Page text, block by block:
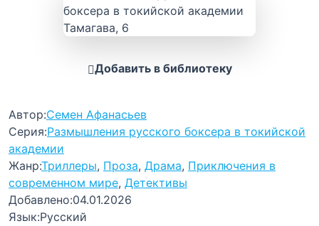
Добавить в библиотеку
Автор:Семен Афанасьев
Серия:Размышления русского боксера в токийской
академии
Жанр:Триллеры, Проза, Драма, Приключения в
современном мире, Детективы
Добавлено:04.01.2026
Язык:Русский